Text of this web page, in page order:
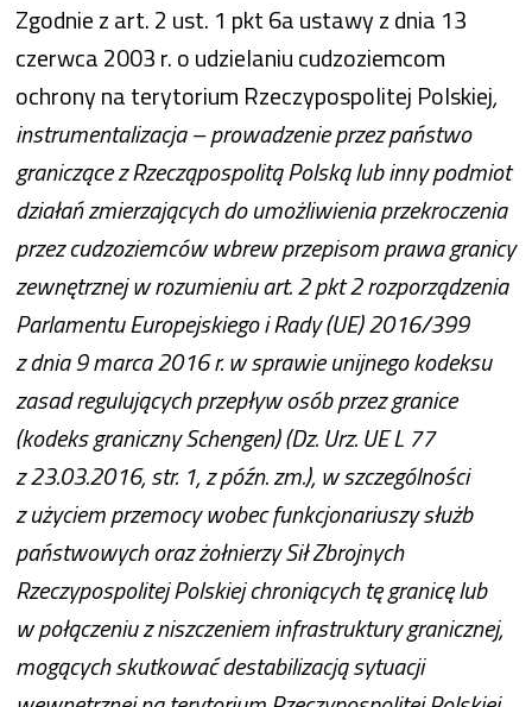
Zgodnie z art. 2 ust. 1 pkt 6a ustawy z dnia 13
czerwca 2003 r. o udzielaniu cudzoziemcom
ochrony na terytorium Rzeczypospolitej Polskiej,
instrumentalizacja – prowadzenie przez państwo
graniczące z Rzecząpospolitą Polską lub inny podmiot
działań zmierzających do umożliwienia przekroczenia
przez cudzoziemców wbrew przepisom prawa granicy
zewnętrznej w rozumieniu art. 2 pkt 2 rozporządzenia
Parlamentu Europejskiego i Rady (UE) 2016/399
z dnia 9 marca 2016 r. w sprawie unijnego kodeksu
zasad regulujących przepływ osób przez granice
(kodeks graniczny Schengen) (Dz. Urz. UE L 77
z 23.03.2016, str. 1, z późn. zm.), w szczególności
z użyciem przemocy wobec funkcjonariuszy służb
państwowych oraz żołnierzy Sił Zbrojnych
Rzeczypospolitej Polskiej chroniących tę granicę lub
w połączeniu z niszczeniem infrastruktury granicznej,
mogących skutkować destabilizacją sytuacji